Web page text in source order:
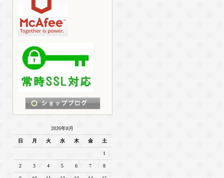
2026年8月
日 月 火 水 木 金 土
1
2 3 4 5 6 7 8